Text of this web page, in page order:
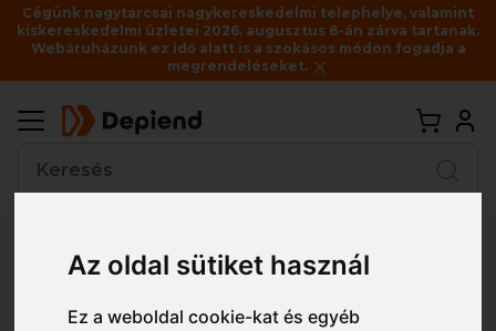
Az oldal sütiket használ
Ez a weboldal cookie-kat és egyéb
Cégünk nagytarcsai nagykereskedelmi telephelye, valamint
kiskereskedelmi üzletei 2026. augusztus 8-án zárva tartanak.
Webáruházunk ez idő alatt is a szokásos módon fogadja a
megrendeléseket.
Részletes nézet Egyszerű nézet